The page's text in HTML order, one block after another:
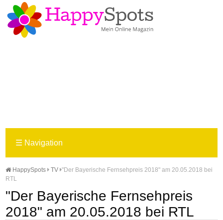
☰ Navigation
HappySpots TV "Der Bayerische Fernsehpreis 2018" am 20.05.2018 bei
RTL
"Der Bayerische Fernsehpreis
2018" am 20.05.2018 bei RTL